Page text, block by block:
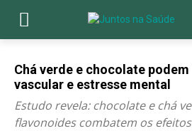
Chá verde e chocolate
vascular e estresse mental
Estudo revela: chocolate e chá
flavonoides combatem os